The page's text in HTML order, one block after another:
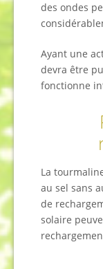
des ondes
Ayant une
devra être
fonctionne
La
au sel sans
de
solaire